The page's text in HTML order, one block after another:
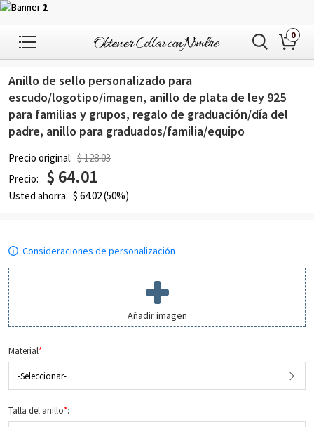
0
1/11
Anillo de sello personalizado para
escudo/logotipo/imagen, anillo de plata de ley 925
para familias y grupos, regalo de graduación/día del
padre, anillo para graduados/familia/equipo
Precio original: $ 128.03
Precio:
$ 64.01
Usted ahorra: $ 64.02(50%)
Consideraciones de personalización
Añadir imagen
Material*:
-Seleccionar-
Talla del anillo*: